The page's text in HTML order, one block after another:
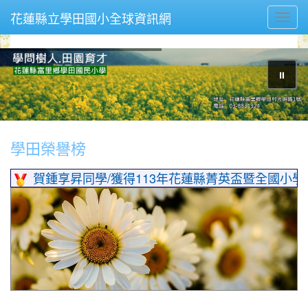
花蓮縣立學田國小全球資訊網
⏸
學田榮譽榜
賀本校榮獲111學年度客語生活績優學校
賀本校榮獲111學年度教育優先區兩項優等
賀鍾享昇同學/獲得113年花蓮縣菁英盃暨全國小
113-2林劉芳子女士獎助學金獲獎名單